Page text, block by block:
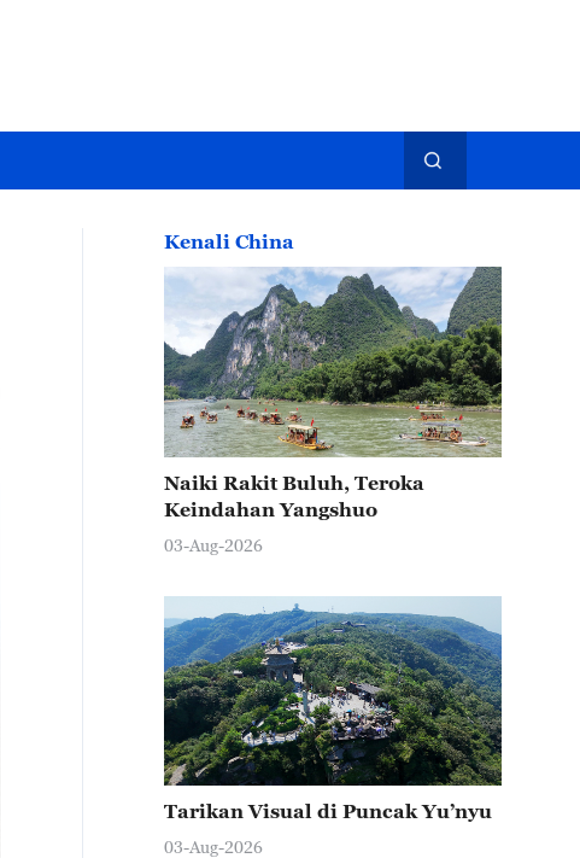
Kenali China
Naiki Rakit Buluh, Teroka
Keindahan Yangshuo
03-Aug-2026
Tarikan Visual di Puncak Yu’nyu
03-Aug-2026